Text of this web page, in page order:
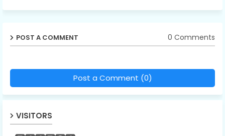
POST A COMMENT 0 Comments
Post a Comment (0)
VISITORS